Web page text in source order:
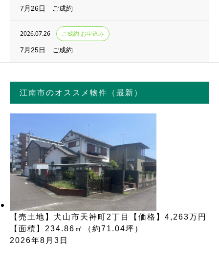
7月26日 ご成約
2026.07.26 ご成約 お申込み
7月25日 ご成約
江南市のオススメ物件（最新）
【売土地】犬山市天神町2丁目【価格】4,263万円
【面積】234.86㎡（約71.04坪）
2026年8月3日